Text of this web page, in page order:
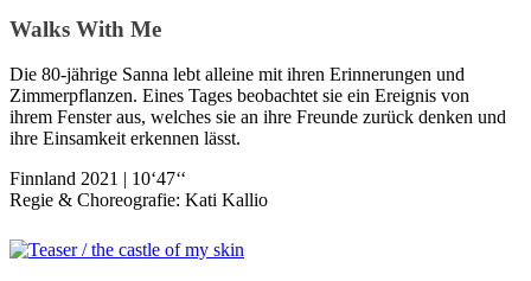
Walks With Me
Die 80-jährige Sanna lebt alleine mit ihren Erinnerungen und
Zimmerpflanzen. Eines Tages beobachtet sie ein Ereignis von
ihrem Fenster aus, welches sie an ihre Freunde zurück denken und
ihre Einsamkeit erkennen lässt.
Finnland 2021 | 10‘47‘‘
Regie & Choreografie: Kati Kallio